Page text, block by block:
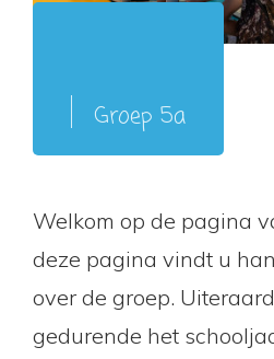
Groep 5a
Welkom op de pagina
deze pagina vindt u
over de groep.
gedurende het